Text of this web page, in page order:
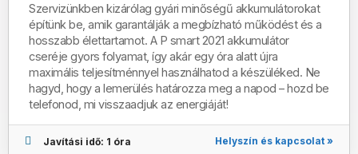
Szervizünkben kizárólag gyári minőségű akkumulátorokat
építünk be, amik garantálják a megbízható működést és a
hosszabb élettartamot. AP smart 2021 akkumulátor
cseréje gyors folyamat, így akár egy óra alatt újra
maximális teljesítménnyel használhatod a készüléked. Ne
hagyd, hogy a lemerülés határozza meg a napod – hozd be
telefonod, mi visszaadjuk az energiáját!
Javítási idő: 1 óra Helyszín és kapcsolat »